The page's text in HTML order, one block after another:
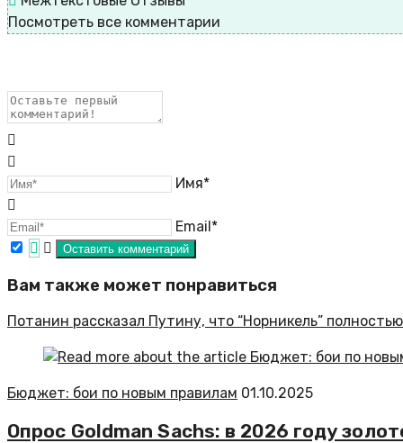
Посмотреть все комментарии
Имя*
Email*
Вам также может понравиться
Потанин рассказал Путину, что “Норникель”
Бюджет: бои по новым правилам 01.10.2025
Опрос Goldman Sachs: в 2026 году